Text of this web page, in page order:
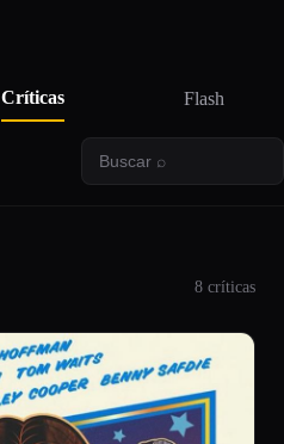
Críticas Flash
8 críticas